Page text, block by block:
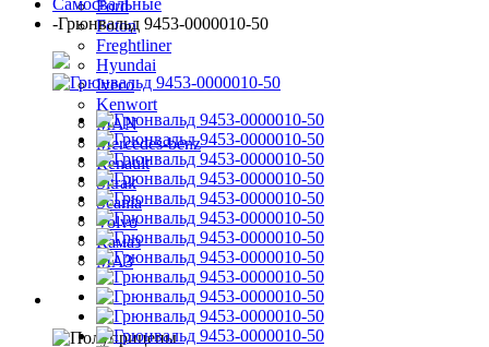
Ford
Foton
Freghtliner
Hyundai
Iveco
Kenwort
MAN
Mercedes-benz
Renault
Sitrak
Scania
Volvo
Камаз
МАЗ
Полуприцепы
Самосвальные
-Грюнвальд 9453-0000010-50